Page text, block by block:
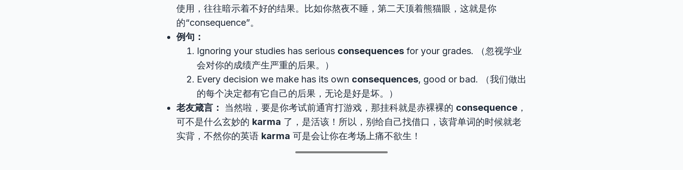
使用，往往暗示着不好的结果。比如你熬夜不睡，第二天顶着熊猫眼，这就是你
的“consequence”。
例句：
Ignoring your studies has serious consequences for your grades. （忽视学业
会对你的成绩产生严重的后果。）
Every decision we make has its own consequences, good or bad. （我们做出
的每个决定都有它自己的后果，无论是好是坏。）
老友箴言：
当然啦，要是你考试前通宵打游戏，那挂科就是赤裸裸的 consequence ，
可不是什么玄妙的 karma 了，是活该！所以，别给自己找借口，该背单词的时候就老
实背，不然你的英语 karma 可是会让你在考场上痛不欲生！